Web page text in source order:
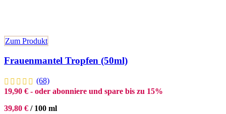
Zum Produkt
Frauenmantel Tropfen (50ml)
(68)
19,90 € - oder abonniere und spare bis zu 15%
39,80 € / 100 ml